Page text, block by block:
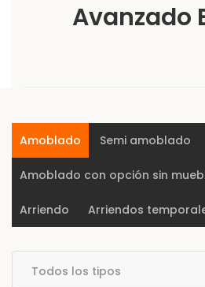
Avanzado
Amoblado Semi amoblado
Amoblado con opción sin
Arriendo Arriendos